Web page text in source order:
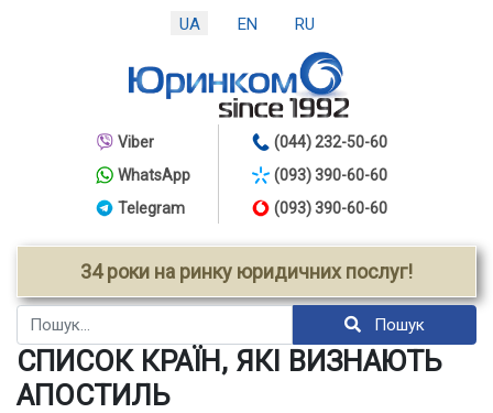
UA EN RU
Viber
WhatsApp
Telegram
(044) 232-50-60
(093) 390-60-60
(093) 390-60-60
34 роки на ринку юридичних послуг!
Пошук Пошук
СПИСОК КРАЇН, ЯКІ ВИЗНАЮТЬ
АПОСТИЛЬ